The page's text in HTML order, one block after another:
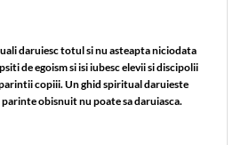
daruiesc totul si nu asteapta niciodata
de egoism si isi iubesc elevii si discipolii
copiii. Un ghid spiritual daruieste
obisnuit nu poate sa daruiasca.